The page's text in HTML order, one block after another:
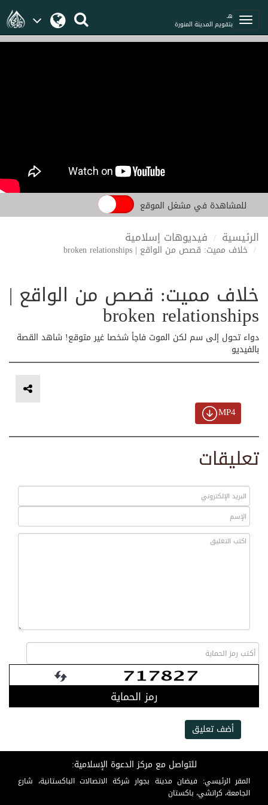
هـ
بتقويم المدينة المنورة
للمشاهدة في مشغل الموقع
الرئيسية فيديوهات إسلامية
خلاف مميت: قصص من الواقع | broken relationships
خلاف مميت: قصص من الواقع |
broken relationships
دواء تحول إلى سم لكن الموت فاجأ شخصا غير متوقع! شاهد القصة
بالفيديو
MP4
تعليقات
رمز الحماية
أضف تعليق
للتواصل مع مركز الدعوة الإسلامية:
المقر الرئيسي: فيضان مدينة بجوار شركة الاتصالات الباكستانية، شارع
الجامعة، كراتشي، باكستان